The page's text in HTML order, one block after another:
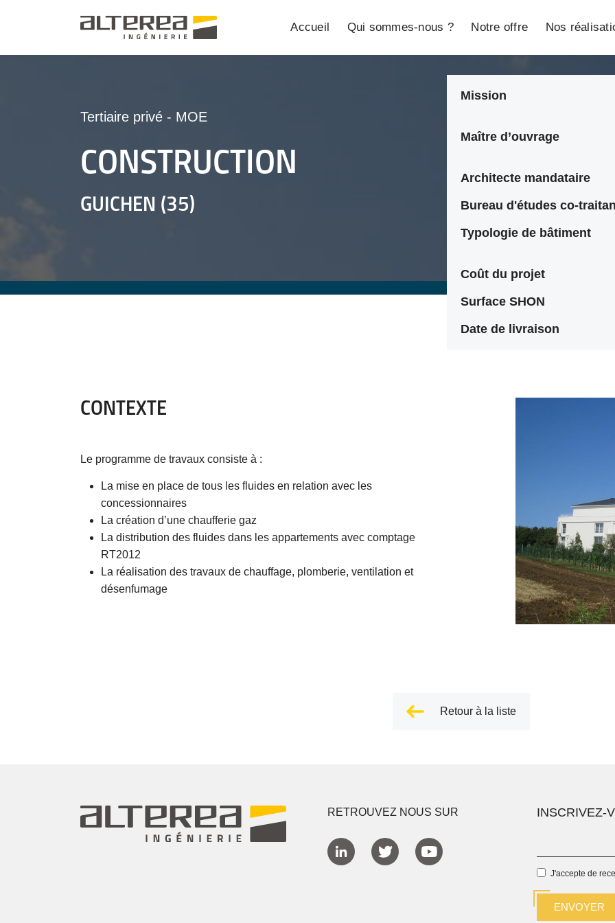
Accueil Qui sommes-nous ? Notre offre Nos
Tertiaire privé - MOE
CONSTRUCTION
GUICHEN (35)
Mission
Maître d’ouvrage
Architecte mandataire
Bureau d'études co-
Typologie de bâtiment
Coût du projet
Surface SHON
Date de livraison
CONTEXTE
Le programme de travaux consiste à :
La mise en place de tous les fluides en relation avec les
concessionnaires
La création d’une chaufferie gaz
La distribution des fluides dans les appartements avec comptage
RT2012
La réalisation des travaux de chauffage, plomberie, ventilation et
désenfumage
Retour à la liste
RETROUVEZ NOUS SUR INSCRIVEZ-
J'accepte de